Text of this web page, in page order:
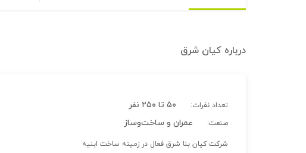
درباره کیان شرق
تعداد نفرات: ۵۰ تا ۲۵۰ نفر
صنعت: عمران و ساخت‌وساز
شرکت کیان بنا شرق فعال در زمینه ساخت ابنیه